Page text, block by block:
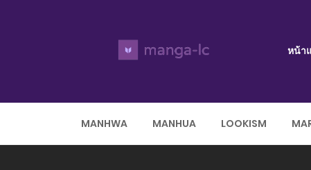
หน้า
MANHWA MANHUA LOOKISM